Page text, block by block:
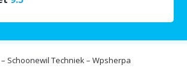
Schoonewil Techniek – Wpsherpa